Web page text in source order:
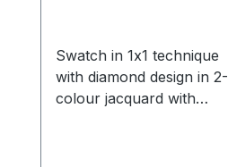
Swatch in 1x1 technique
with diamond design in 2-
colour jacquard with